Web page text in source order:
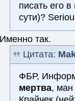
писать его
сути)?
Именно так.
Цитата:
ФБР,
мертва, ман